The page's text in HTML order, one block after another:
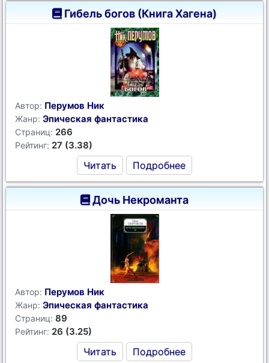
Гибель богов (Книга Хагена)
Автор: Перумов Ник
Жанр: Эпическая фантастика
Страниц: 266
Рейтинг: 27 (3.38)
Читать Подробнее
Дочь Некроманта
Автор: Перумов Ник
Жанр: Эпическая фантастика
Страниц: 89
Рейтинг: 26 (3.25)
Читать Подробнее